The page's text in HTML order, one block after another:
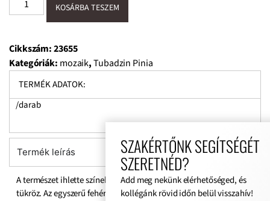
KOSÁRBA TESZEM
Cikkszám:23655
Kategóriák: mozaik,Tubadzin Pinia
TERMÉK ADATOK:
/darab
Termék leírás
A természet ihlette színek és formák. Klasszikus eleganciát
tükröz. Az egyszerű fehér bútorok mellett mutat igazán.
SZAKÉRTŐNK SEGÍTSÉGÉT
SZERETNÉD?
Add meg nekünk elérhetőséged, és
kollégánk rövid időn belül visszahív!